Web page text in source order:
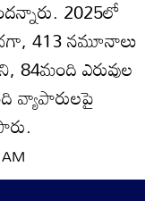
2025లో
413 నమూనాలు
84మంది ఎరువుల
వ్యాపారులపై